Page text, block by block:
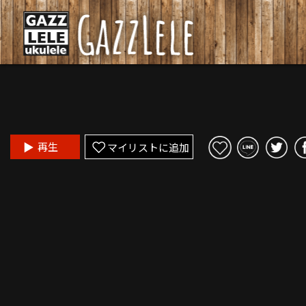
再生 マイリストに追加